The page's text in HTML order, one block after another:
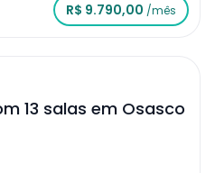
R$ 9.790,00 /mês
13 salas em Osasco